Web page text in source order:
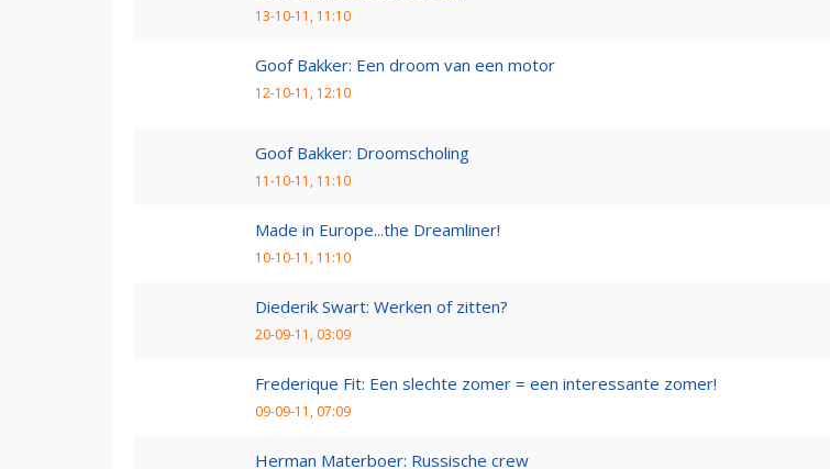
13-10-11, 11:10
Goof Bakker: Een droom van een motor
12-10-11, 12:10
Goof Bakker: Droomscholing
11-10-11, 11:10
Made in Europe...the Dreamliner!
10-10-11, 11:10
Diederik Swart: Werken of zitten?
20-09-11, 03:09
Frederique Fit: Een slechte zomer = een interessante zomer!
09-09-11, 07:09
Herman Materboer: Russische crew